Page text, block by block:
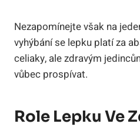
Nezapomínejte však na
vyhýbání se lepku platí za
celiaky, ale zdravým
vůbec prospívat.
Role Lepku Ve